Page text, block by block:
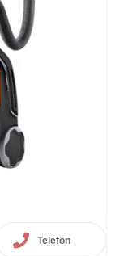
Telefon